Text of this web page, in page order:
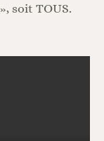
soit TOUS.